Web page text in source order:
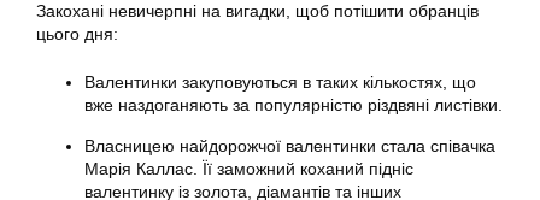
Закохані невичерпні на вигадки, щоб потішити обранців
цього дня:
Валентинки закуповуються в таких кількостях, що
вже наздоганяють за популярністю різдвяні листівки.
Власницею найдорожчої валентинки стала співачка
Марія Каллас. Її заможний коханий підніс
валентинку із золота, діамантів та інших